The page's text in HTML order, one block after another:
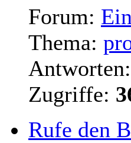
Forum:
Thema:
Antworten:
Zugriffe:
Rufe den